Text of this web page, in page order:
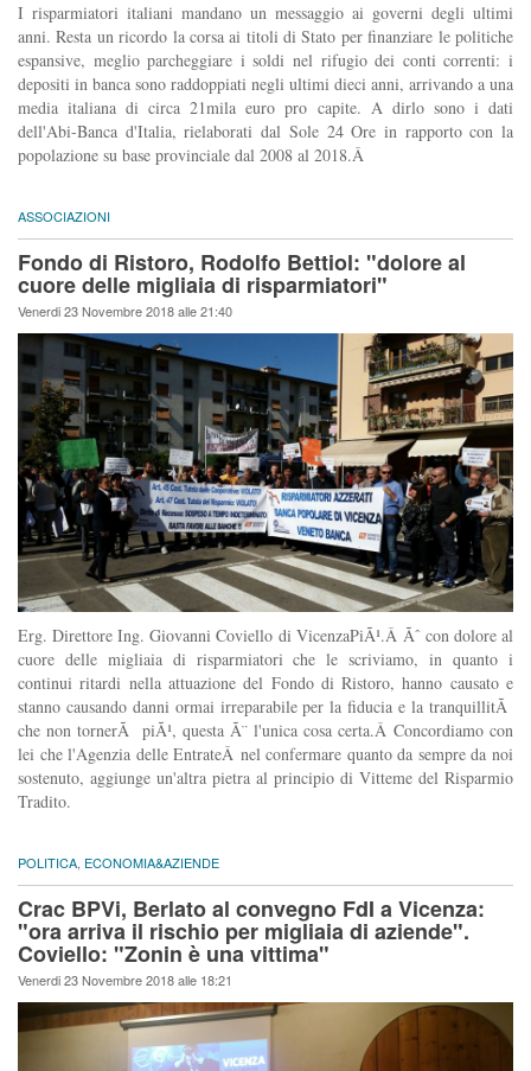
I risparmiatori italiani mandano un messaggio ai governi degli ultimi
anni. Resta un ricordo la corsa ai titoli di Stato per finanziare le politiche
espansive, meglio parcheggiare i soldi nel rifugio dei conti correnti: i
depositi in banca sono raddoppiati negli ultimi dieci anni, arrivando a una
media italiana di circa 21mila euro pro capite. A dirlo sono i dati
dell'Abi-Banca d'Italia, rielaborati dal Sole 24 Ore in rapporto con la
popolazione su base provinciale dal 2008 al 2018.Â
ASSOCIAZIONI
Fondo di Ristoro, Rodolfo Bettiol: "dolore al
cuore delle migliaia di risparmiatori"
Venerdi 23 Novembre 2018 alle 21:40
Erg. Direttore Ing. Giovanni Coviello di VicenzaPiÃ¹.Â Ãˆ con dolore al
cuore delle migliaia di risparmiatori che le scriviamo, in quanto i
continui ritardi nella attuazione del Fondo di Ristoro, hanno causato e
stanno causando danni ormai irreparabile per la fiducia e la tranquillitÃ
che non tornerÃ piÃ¹, questa Ã¨ l'unica cosa certa.Â Concordiamo con
lei che l'Agenzia delle EntrateÂ nel confermare quanto da sempre da noi
sostenuto, aggiunge un'altra pietra al principio di Vitteme del Risparmio
Tradito.
POLITICA ECONOMIA&AZIENDE
Crac BPVi, Berlato al convegno FdI a Vicenza:
"ora arriva il rischio per migliaia di aziende".
Coviello: "Zonin è una vittima"
Venerdi 23 Novembre 2018 alle 18:21